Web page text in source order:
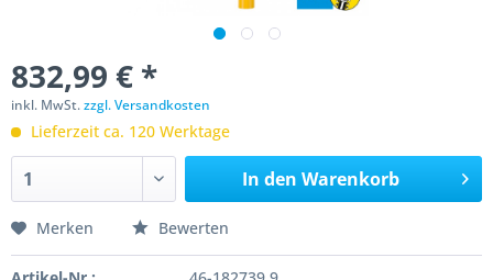
832,99 € *
inkl. MwSt.zzgl. Versandkosten
Lieferzeit ca. 120 Werktage
In den Warenkorb
Merken Bewerten